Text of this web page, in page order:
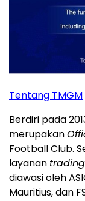
Tentang TMGM
Berdiri pada
merupakan
Football Club.
layanan trading
diawasi oleh
Mauritius, dan